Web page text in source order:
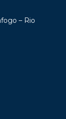
– Rio